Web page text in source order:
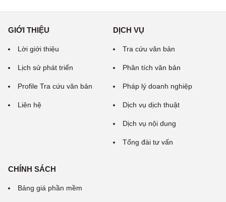
GIỚI THIỆU
Lời giới thiệu
Lịch sử phát triển
Profile Tra cứu văn bản
Liên hệ
DỊCH VỤ
Tra cứu văn bản
Phân tích văn bản
Pháp lý doanh nghiệp
Dịch vụ dịch thuật
Dịch vụ nội dung
Tổng đài tư vấn
CHÍNH SÁCH
Bảng giá phần mềm